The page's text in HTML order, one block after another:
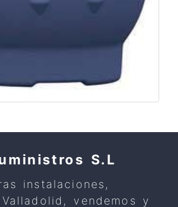
S.L
instalaciones,
vendemos y